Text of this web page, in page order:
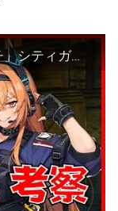
【ラスオリ】シェパード採用「ガチ」シティガード編成 紹介！！【変化の聖所3-60攻略：シェパード/サディアス/ケルベロス/ファフニール/エラ】